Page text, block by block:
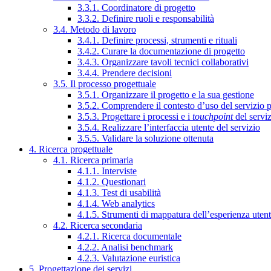
3.3.1. Coordinatore di progetto
3.3.2. Definire ruoli e responsabilità
3.4. Metodo di lavoro
3.4.1. Definire processi, strumenti e rituali
3.4.2. Curare la documentazione di progetto
3.4.3. Organizzare tavoli tecnici collaborativi
3.4.4. Prendere decisioni
3.5. Il processo progettuale
3.5.1. Organizzare il progetto e la sua gestione
3.5.2. Comprendere il contesto d’uso del servizio
3.5.3. Progettare i processi e i touchpointdel
3.5.4. Realizzare l’interfaccia utente del servizio
3.5.5. Validare la soluzione ottenuta
4. Ricerca progettuale
4.1. Ricerca primaria
4.1.1. Interviste
4.1.2. Questionari
4.1.3. Test di usabilità
4.1.4. Web analytics
4.1.5. Strumenti di mappatura dell’esperienza
4.2. Ricerca secondaria
4.2.1. Ricerca documentale
4.2.2. Analisi benchmark
4.2.3. Valutazione euristica
5. Progettazione dei servizi